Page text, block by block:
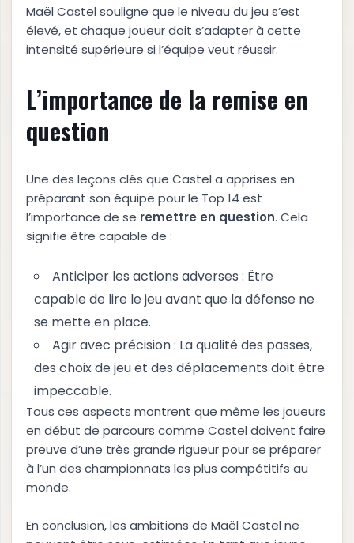
Maël Castel souligne que le niveau du jeu s’est
élevé, et chaque joueur doit s’adapter à cette
intensité supérieure si l’équipe veut réussir.
L’importance de la remise en
question
Une des leçons clés que Castel a apprises en
préparant son équipe pour le Top 14 est
l’importance de se remettre en question. Cela
signifie être capable de :
Anticiper les actions adverses : Être
capable de lire le jeu avant que la défense ne
se mette en place.
Agir avec précision : La qualité des passes,
des choix de jeu et des déplacements doit être
impeccable.
Tous ces aspects montrent que même les joueurs
en début de parcours comme Castel doivent faire
preuve d’une très grande rigueur pour se préparer
à l’un des championnats les plus compétitifs au
monde.
En conclusion, les ambitions de Maël Castel ne